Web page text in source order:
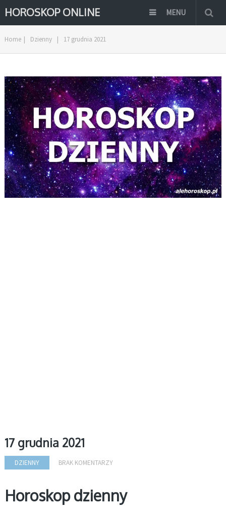
HOROSKOP ONLINE MENU
Home | Dzienny | 17 grudnia 2021
17 grudnia 2021
DZIENNY BRAK KOMENTARZY
Horoskop dzienny